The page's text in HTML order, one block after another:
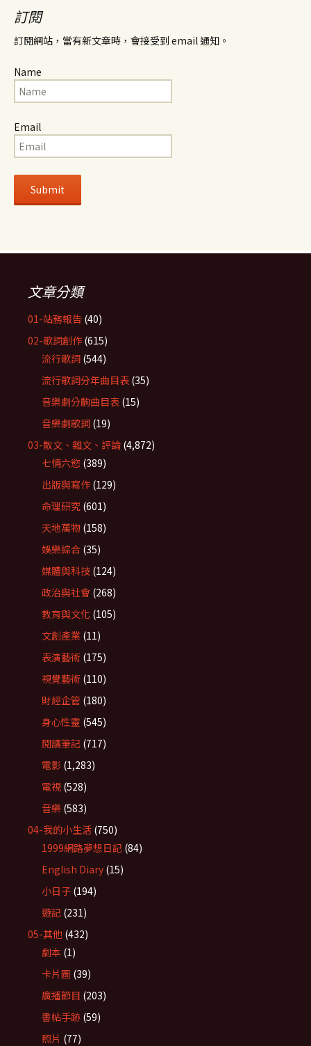
訂閱
訂閱網站，當有新文章時，會接受到 email 通知。
Name
Email
文章分類
01-站務報告 (40)
02-歌詞創作 (615)
流行歌詞 (544)
流行歌詞分年曲目表 (35)
音樂劇分齣曲目表 (15)
音樂劇歌詞 (19)
03-散文、雜文、評論 (4,872)
七情六慾 (389)
出版與寫作 (129)
命理研究 (601)
天地萬物 (158)
娛樂綜合 (35)
媒體與科技 (124)
政治與社會 (268)
教育與文化 (105)
文創產業 (11)
表演藝術 (175)
視覺藝術 (110)
財經企管 (180)
身心性靈 (545)
閱讀筆記 (717)
電影 (1,283)
電視 (528)
音樂 (583)
04-我的小生活 (750)
1999網路夢想日記 (84)
English Diary (15)
小日子 (194)
遊記 (231)
05-其他 (432)
劇本 (1)
卡片圖 (39)
廣播節目 (203)
書帖手跡 (59)
照片 (77)